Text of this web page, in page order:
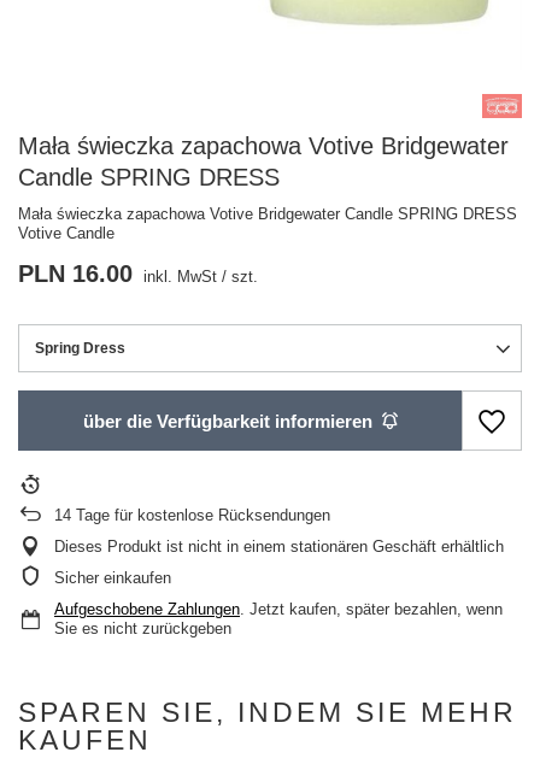
Mała świeczka zapachowa Votive Bridgewater
Candle SPRING DRESS
Mała świeczka zapachowa Votive Bridgewater Candle SPRING DRESS
Votive Candle
Spring Dress
PLN 16.00 inkl. MwSt / szt.
über die Verfügbarkeit informieren
14 Tage für kostenlose Rücksendungen
Dieses Produkt ist nicht in einem stationären Geschäft erhältlich
Sicher einkaufen
Aufgeschobene Zahlungen. Jetzt kaufen, später bezahlen, wenn
Sie es nicht zurückgeben
SPAREN SIE, INDEM SIE MEHR
KAUFEN